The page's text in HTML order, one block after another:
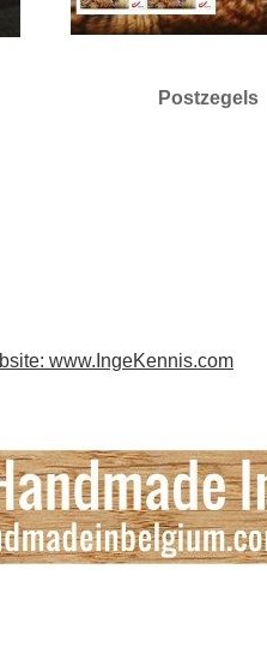
Postzegels
www.IngeKennis.com